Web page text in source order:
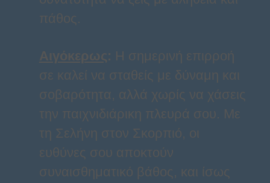
πάθος.
Αιγόκερως: Η σημερινή επιρροή
σε καλεί να σταθείς με δύναμη και
σοβαρότητα, αλλά χωρίς να χάσεις
την παιχνιδιάρικη πλευρά σου. Με
τη Σελήνη στον Σκορπιό, οι
ευθύνες σου αποκτούν
συναισθηματικό βάθος, και ίσως